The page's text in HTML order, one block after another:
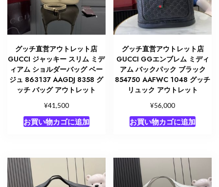
グッチ直営アウトレット店
GUCCI ジャッキー スリム ミデ
ィアム ショルダーバッグ ベー
ジュ 863137 AAGDJ 8358 グ
ッチ バッグ アウトレット
¥41,500
お買い物カゴに追加
グッチ直営アウトレット店
GUCCI GGエンブレム ミディ
アム バックパック ブラック
854750 AAFWC 1048 グッチ
リュック アウトレット
¥56,000
お買い物カゴに追加